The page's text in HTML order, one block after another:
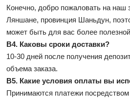
Конечно, добро пожаловать на
Ляншане, провинция Шаньдун,
может быть для вас более
В4. Каковы сроки доставки?
10-30 дней после получения
объема заказа.
В5. Какие условия оплаты вы
Принимаются платежи посредством